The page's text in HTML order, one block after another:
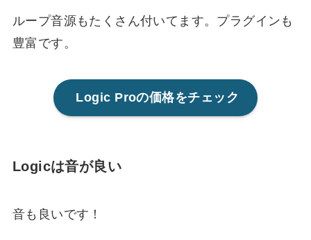
ループ音源もたくさん付いてます。プラグインも
豊富です。
Logic Proの価格をチェック
Logicは音が良い
音も良いです！